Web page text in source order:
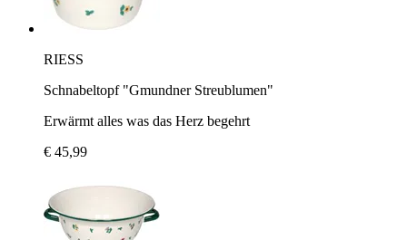
RIESS
Schnabeltopf "Gmundner Streublumen"
Erwärmt alles was das Herz begehrt
€ 45,99